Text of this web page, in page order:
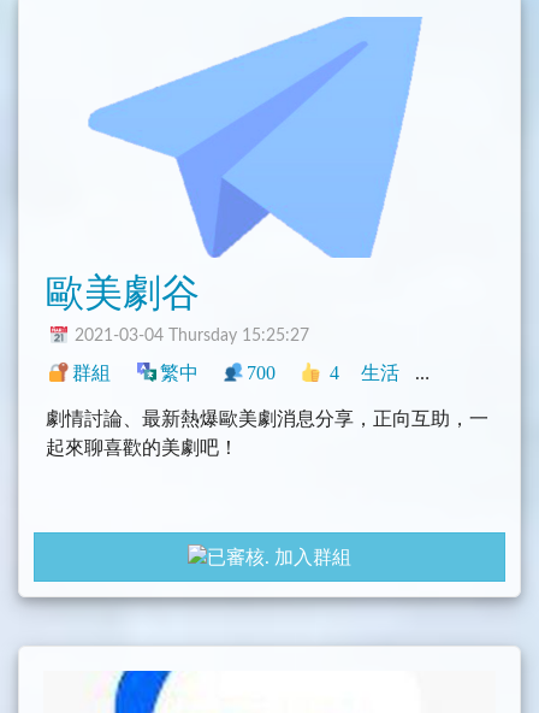
歐美劇谷
2021-03-04 Thursday 15:25:27
群組 繁中 700 4 生活 中文圈
劇情討論、最新熱爆歐美劇消息分享，正向互助，一
起來聊喜歡的美劇吧！
加入群組